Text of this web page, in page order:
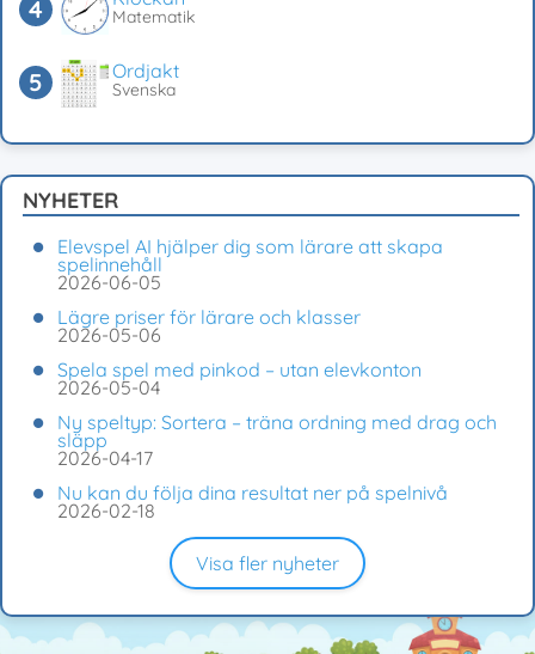
Matematik
Ordjakt
Svenska
NYHETER
Elevspel AI hjälper dig som lärare att skapa
spelinnehåll
2026-06-05
Lägre priser för lärare och klasser
2026-05-06
Spela spel med pinkod – utan elevkonton
2026-05-04
Ny speltyp: Sortera – träna ordning med drag och
släpp
2026-04-17
Nu kan du följa dina resultat ner på spelnivå
2026-02-18
Visa fler nyheter